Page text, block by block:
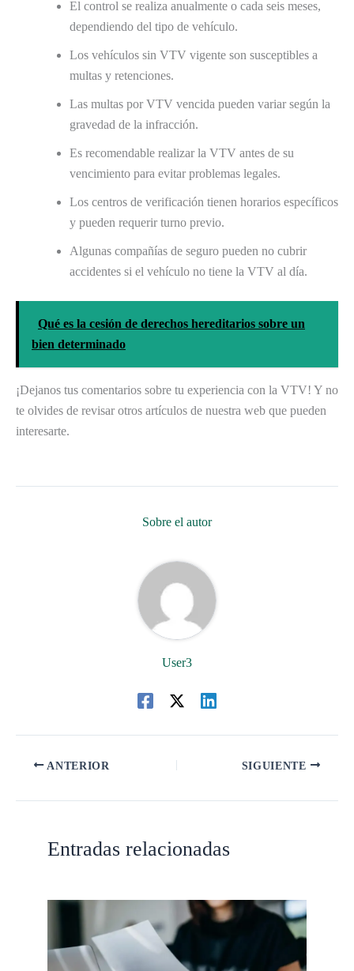
El control se realiza anualmente o cada seis meses,
dependiendo del tipo de vehículo.
Los vehículos sin VTV vigente son susceptibles a
multas y retenciones.
Las multas por VTV vencida pueden variar según la
gravedad de la infracción.
Es recomendable realizar la VTV antes de su
vencimiento para evitar problemas legales.
Los centros de verificación tienen horarios específicos
y pueden requerir turno previo.
Algunas compañías de seguro pueden no cubrir
accidentes si el vehículo no tiene la VTV al día.
Qué es la cesión de derechos hereditarios sobre un
bien determinado
¡Dejanos tus comentarios sobre tu experiencia con la VTV! Y no
te olvides de revisar otros artículos de nuestra web que pueden
interesarte.
Sobre el autor
User3
ANTERIOR SIGUIENTE
Entradas relacionadas